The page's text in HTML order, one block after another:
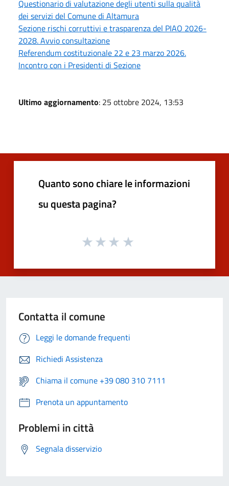
Questionario di valutazione degli utenti sulla qualità
dei servizi del Comune di Altamura
Sezione rischi corruttivi e trasparenza del PIAO 2026-
2028. Avvio consultazione
Referendum costituzionale 22 e 23 marzo 2026.
Incontro con i Presidenti di Sezione
Ultimo aggiornamento: 25 ottobre 2024, 13:53
Quanto sono chiare le informazioni
su questa pagina?
Contatta il comune
Leggi le domande frequenti
Richiedi Assistenza
Chiama il comune +39 080 310 7111
Prenota un appuntamento
Problemi in città
Segnala disservizio